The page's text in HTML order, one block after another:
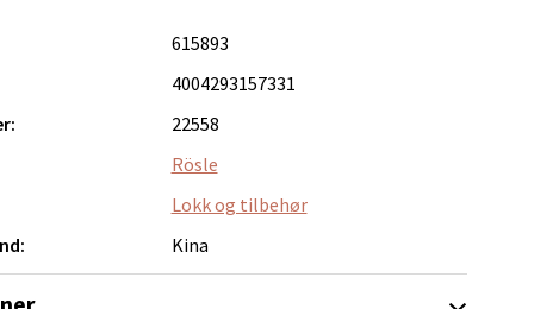
615893
4004293157331
22558
Rösle
Lokk og tilbehør
Kina
g